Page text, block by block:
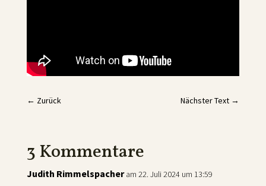
← Zurück Nächster Text →
3 Kommentare
Judith Rimmelspacher am 22. Juli 2024 um 13:59